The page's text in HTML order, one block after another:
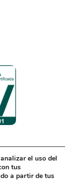
Web
el uso del
tus
a partir de tus